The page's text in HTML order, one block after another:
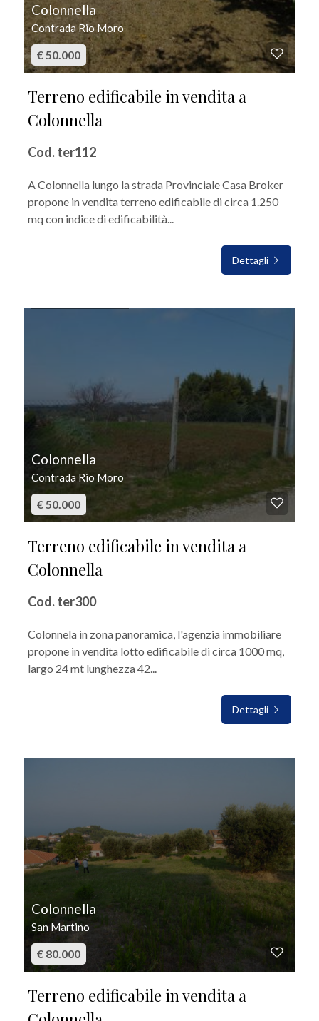
Colonnella
Contrada Rio Moro
€ 50.000
Terreno edificabile in vendita a
Colonnella
Cod. ter112
A Colonnella lungo la strada Provinciale Casa Broker
propone in vendita terreno edificabile di circa 1.250
mq con indice di edificabilità...
Dettagli
Colonnella
Contrada Rio Moro
€ 50.000
Terreno edificabile in vendita a
Colonnella
Cod. ter300
Colonnela in zona panoramica, l'agenzia immobiliare
propone in vendita lotto edificabile di circa 1000 mq,
largo 24 mt lunghezza 42...
Dettagli
Colonnella
San Martino
€ 80.000
Terreno edificabile in vendita a